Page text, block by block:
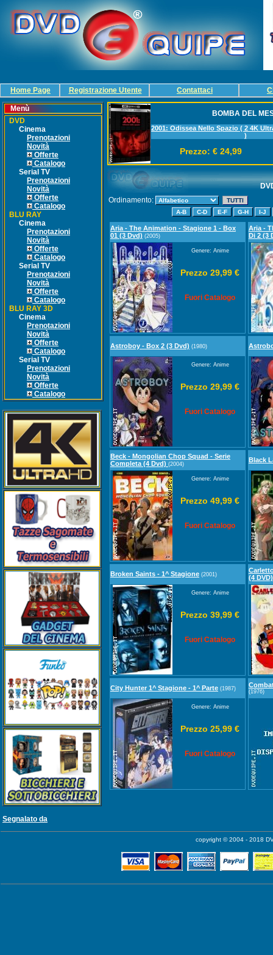
Home Page Registrazione Utente Contattaci
Menù
DVD
Cinema
Prenotazioni
Novità
Offerte
Catalogo
Serial TV
Prenotazioni
Novità
Offerte
Catalogo
BLU RAY
Cinema
Prenotazioni
Novità
Offerte
Catalogo
Serial TV
Prenotazioni
Novità
Offerte
Catalogo
BLU RAY 3D
Cinema
Prenotazioni
Novità
Offerte
Catalogo
Serial TV
Prenotazioni
Novità
Offerte
Catalogo
Segnalato da
BOMBA DEL
2001: Odissea Nello Spazio ( 2 4K
)
Prezzo: € 24,99
Ordinamento:
Aria - The Animation - Stagione 1 - Box
01 (3 Dvd) (2005)
Genere: Anime
Prezzo 29,99 €
Fuori Catalogo
Aria -
Di 2 (3
Astroboy - Box 2 (3 Dvd) (1980)
Genere: Anime
Prezzo 29,99 €
Fuori Catalogo
Beck - Mongolian Chop Squad - Serie
Completa (4 Dvd) (2004)
Genere: Anime
Prezzo 49,99 €
Fuori Catalogo
Black
Broken Saints - 1^ Stagione (2001)
Genere: Anime
Prezzo 39,99 €
Fuori Catalogo
(4 DVD)
City Hunter 1^ Stagione - 1^ Parte (1987)
Genere: Anime
Prezzo 25,99 €
Fuori Catalogo
(1976)
copyright © 2004 - 2018